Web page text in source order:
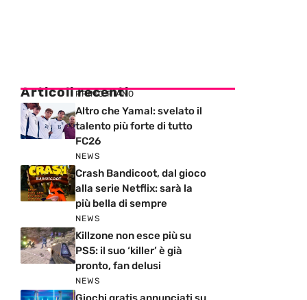
Articoli recenti
PRIMO PIANO
Altro che Yamal: svelato il
talento più forte di tutto
FC26
NEWS
Crash Bandicoot, dal gioco
alla serie Netflix: sarà la
più bella di sempre
NEWS
Killzone non esce più su
PS5: il suo ‘killer’ è già
pronto, fan delusi
NEWS